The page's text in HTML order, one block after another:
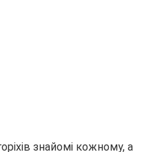
знайомі кожному, а